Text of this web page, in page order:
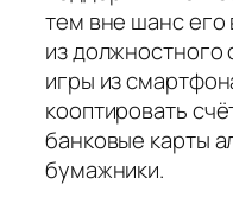
тем вне шанс его
из должностного
игры из
кооптировать
банковые карты
бумажники.